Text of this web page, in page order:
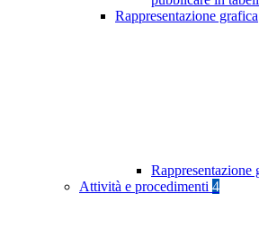
Rappresentazione grafica
Rappresentazione
Attività e procedimenti 4